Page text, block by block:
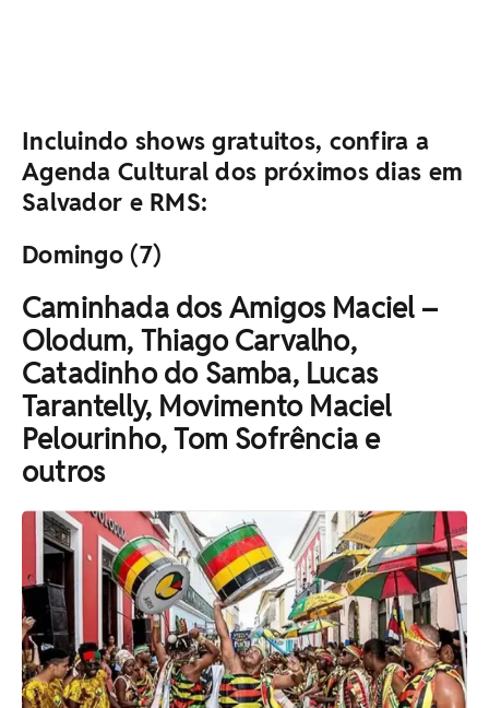
Incluindo shows gratuitos, confira a
Agenda Cultural dos próximos dias em
Salvador e RMS:
Domingo (7)
Caminhada dos Amigos Maciel –
Olodum, Thiago Carvalho,
Catadinho do Samba, Lucas
Tarantelly, Movimento Maciel
Pelourinho, Tom Sofrência e
outros